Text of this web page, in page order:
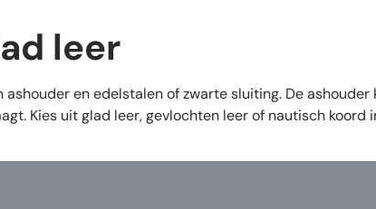
leer
en edelstalen of zwarte sluiting. De
Kies uit glad leer, gevlochten leer of nautisch koord